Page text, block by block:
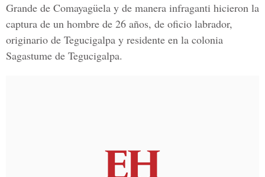
Grande de Comayagüela y de manera infraganti hicieron la
captura de un hombre de 26 años, de oficio labrador,
originario de Tegucigalpa y residente en la colonia
Sagastume de Tegucigalpa.